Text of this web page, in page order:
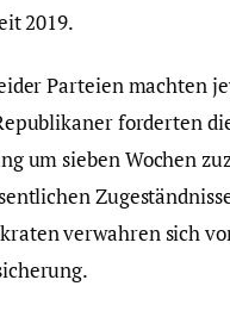
2019.
Parteien machten
forderten
um sieben Wochen
verwahren sich